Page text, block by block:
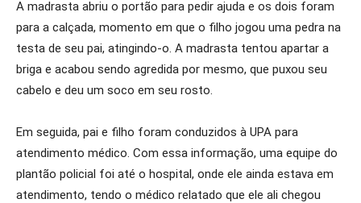
A madrasta abriu o portão para pedir ajuda e os dois foram
para a calçada, momento em que o filho jogou uma pedra na
testa de seu pai, atingindo-o. A madrasta tentou apartar a
briga e acabou sendo agredida por mesmo, que puxou seu
cabelo e deu um soco em seu rosto.
Em seguida, pai e filho foram conduzidos à UPA para
atendimento médico. Com essa informação, uma equipe do
plantão policial foi até o hospital, onde ele ainda estava em
atendimento, tendo o médico relatado que ele ali chegou